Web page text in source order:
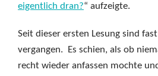
eigentlich dran?“ aufzeigte.
Seit dieser ersten Lesung sind
vergangen. Es schien, als ob
recht wieder anfassen mochte